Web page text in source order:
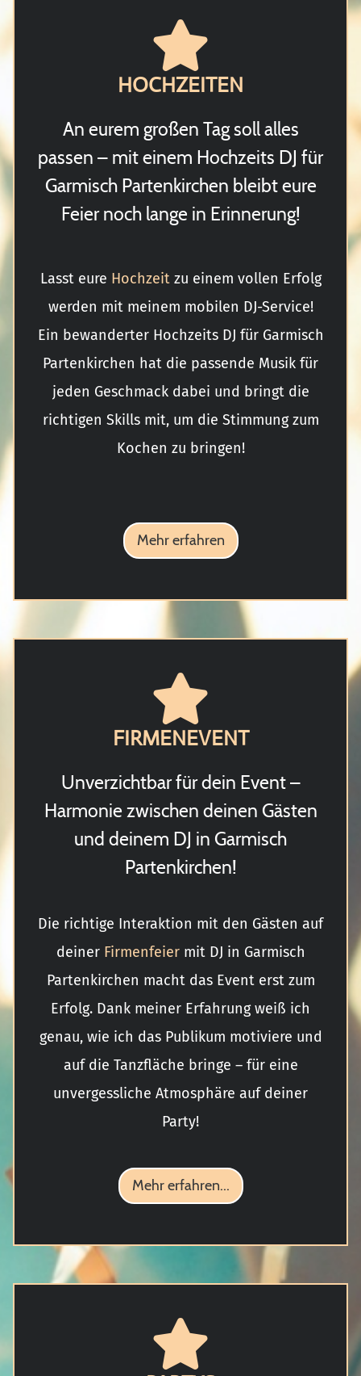
HOCHZEITEN
An eurem großen Tag soll alles
passen – mit einem Hochzeits DJ für
Garmisch Partenkirchen bleibt eure
Feier noch lange in Erinnerung!
Lasst eure Hochzeitzu einem vollen Erfolg
werden mit meinem mobilen DJ-Service!
Ein bewanderter Hochzeits DJ für Garmisch
Partenkirchen hat die passende Musik für
jeden Geschmack dabei und bringt die
richtigen Skills mit, um die Stimmung zum
Kochen zu bringen!
Mehr erfahren
FIRMENEVENT
Unverzichtbar für dein Event –
Harmonie zwischen deinen Gästen
und deinem DJ in Garmisch
Partenkirchen!
Die richtige Interaktion mit den Gästen auf
deiner Firmenfeiermit DJ in Garmisch
Partenkirchen macht das Event erst zum
Erfolg. Dank meiner Erfahrung weiß ich
genau, wie ich das Publikum motiviere und
auf die Tanzfläche bringe – für eine
unvergessliche Atmosphäre auf deiner
Party!
Mehr erfahren...